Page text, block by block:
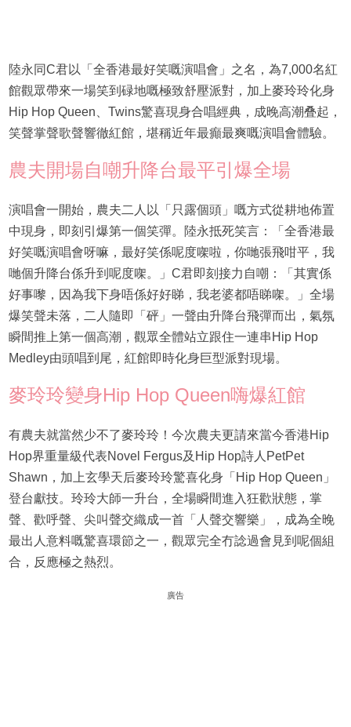
陸永同C君以「全香港最好笑嘅演唱會」之名，為7,000名紅
館觀眾帶來一場笑到碌地嘅極致舒壓派對，加上麥玲玲化身
Hip Hop Queen、Twins驚喜現身合唱經典，成晚高潮叠起，
笑聲掌聲歌聲響徹紅館，堪稱近年最癲最爽嘅演唱會體驗。
農夫開場自嘲升降台最平引爆全場
演唱會一開始，農夫二人以「只露個頭」嘅方式從耕地佈置
中現身，即刻引爆第一個笑彈。陸永抵死笑言：「全香港最
好笑嘅演唱會呀嘛，最好笑係呢度㗎啦，你哋張飛咁平，我
哋個升降台係升到呢度㗎。」C君即刻接力自嘲：「其實係
好事嚟，因為我下身唔係好好睇，我老婆都唔睇㗎。」全場
爆笑聲未落，二人隨即「砰」一聲由升降台飛彈而出，氣氛
瞬間推上第一個高潮，觀眾全體站立跟住一連串Hip Hop
Medley由頭唱到尾，紅館即時化身巨型派對現場。
麥玲玲變身Hip Hop Queen嗨爆紅館
有農夫就當然少不了麥玲玲！今次農夫更請來當今香港Hip
Hop界重量級代表Novel Fergus及Hip Hop詩人PetPet
Shawn，加上玄學天后麥玲玲驚喜化身「Hip Hop Queen」
登台獻技。玲玲大師一升台，全場瞬間進入狂歡狀態，掌
聲、歡呼聲、尖叫聲交織成一首「人聲交響樂」，成為全晚
最出人意料嘅驚喜環節之一，觀眾完全冇諗過會見到呢個組
合，反應極之熱烈。
廣告